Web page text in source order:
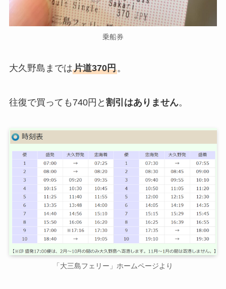
乗船券
大久野島までは片道370円。
往復で買っても740円と 割引はありません。
「大三島フェリー」ホームページより